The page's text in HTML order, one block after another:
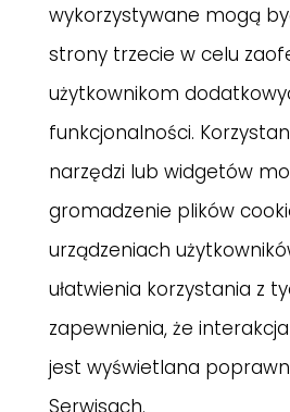
wykorzystywane mogą
strony trzecie w celu
użytkownikom
funkcjonalności.
narzędzi lub widgetów
gromadzenie plików
urządzeniach
ułatwienia korzystania z
zapewnienia, że
jest wyświetlana
Serwisach.